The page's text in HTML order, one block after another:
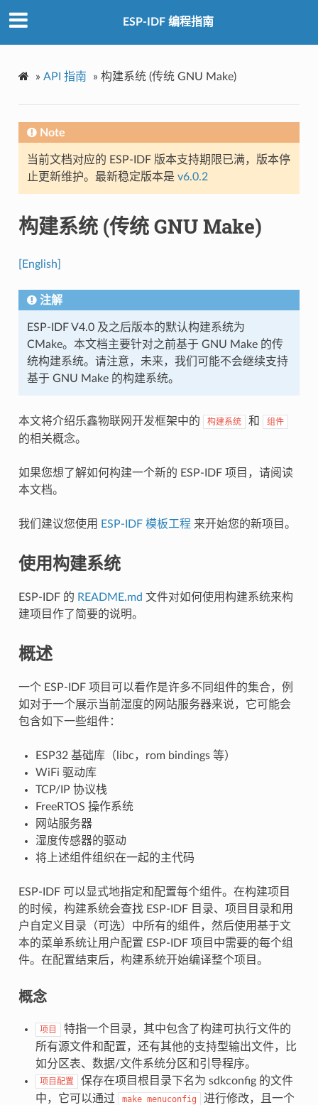
ESP-IDF 编程指南
» API 指南 » 构建系统 (传统 GNU Make)
Note
当前文档对应的 ESP-IDF 版本支持期限已满，版本停
止更新维护。最新稳定版本是 v6.0.2
构建系统 (传统 GNU Make)
[English]
注解
ESP-IDF V4.0 及之后版本的默认构建系统为
CMake。本文档主要针对之前基于 GNU Make 的传
统构建系统。请注意，未来，我们可能不会继续支持
基于 GNU Make 的构建系统。
本文将介绍乐鑫物联网开发框架中的 构建系统 和 组件
的相关概念。
如果您想了解如何构建一个新的 ESP-IDF 项目，请阅读
本文档。
我们建议您使用 ESP-IDF 模板工程 来开始您的新项目。
使用构建系统
ESP-IDF 的 README.md 文件对如何使用构建系统来构
建项目作了简要的说明。
概述
一个 ESP-IDF 项目可以看作是许多不同组件的集合，例
如对于一个展示当前湿度的网站服务器来说，它可能会
包含如下一些组件：
ESP32 基础库（libc，rom bindings 等）
WiFi 驱动库
TCP/IP 协议栈
FreeRTOS 操作系统
网站服务器
湿度传感器的驱动
将上述组件组织在一起的主代码
ESP-IDF 可以显式地指定和配置每个组件。在构建项目
的时候，构建系统会查找 ESP-IDF 目录、项目目录和用
户自定义目录（可选）中所有的组件，然后使用基于文
本的菜单系统让用户配置 ESP-IDF 项目中需要的每个组
件。在配置结束后，构建系统开始编译整个项目。
概念
项目
特指一个目录，其中包含了构建可执行文件的
所有源文件和配置，还有其他的支持型输出文件，比
如分区表、数据/文件系统分区和引导程序。
项目配置
保存在项目根目录下名为 sdkconfig 的文件
中，它可以通过
make menuconfig
进行修改，且一个